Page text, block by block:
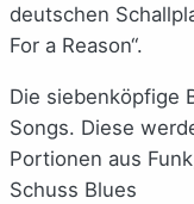
deutschen
For a Reason“.
Die siebenköpfige
Songs. Diese
Portionen aus
Schuss Blues